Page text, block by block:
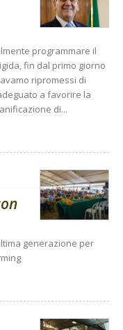
programmare il
fin dal primo giorno
ripromessi di
a favorire la
di...
generazione per